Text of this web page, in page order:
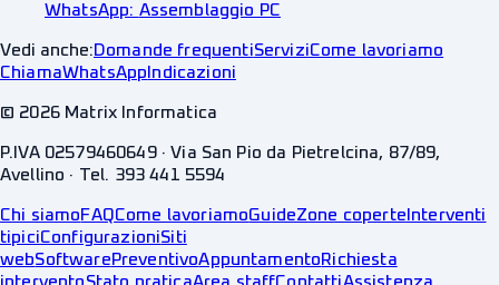
WhatsApp: Assemblaggio PC
Vedi anche:Domande frequentiServiziCome lavoriamo
ChiamaWhatsApp Indicazioni
© 2026Matrix Informatica
P.IVA 02579460649 · Via San Pio da Pietrelcina, 87/89,
Avellino · Tel. 393 441 5594
Chi siamoFAQCome lavoriamoGuideZone coperte Interventi
tipiciConfigurazioniSiti
webSoftwarePreventivoAppuntamentoRichiesta